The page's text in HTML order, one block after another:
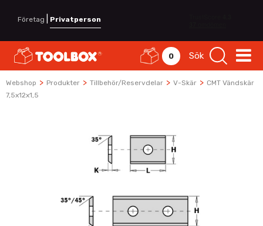
Företag Privatperson
0 Sök
Webshop > Produkter > Tillbehör/Reservdelar > V-Skär > CMT Vändskär
7,5x12x1,5